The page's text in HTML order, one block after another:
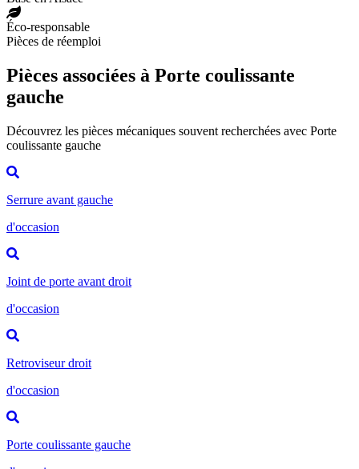
Éco-responsable
Pièces de réemploi
Pièces associées à Porte coulissante
gauche
Découvrez les pièces mécaniques souvent recherchées avec Porte
coulissante gauche
Serrure avant gauche
d'occasion
Joint de porte avant droit
d'occasion
Retroviseur droit
d'occasion
Porte coulissante gauche